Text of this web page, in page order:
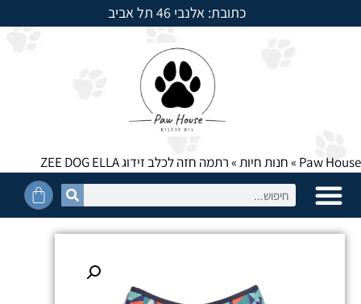
כתובת: אלנבי 46 תל אביב
למשלוחים חייגו: 054-5950525
Paw House
»חנות חיות»רתמה חזה לכלב זידוג ZEE DOG ELLA